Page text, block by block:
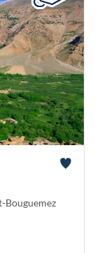
Bouguemez